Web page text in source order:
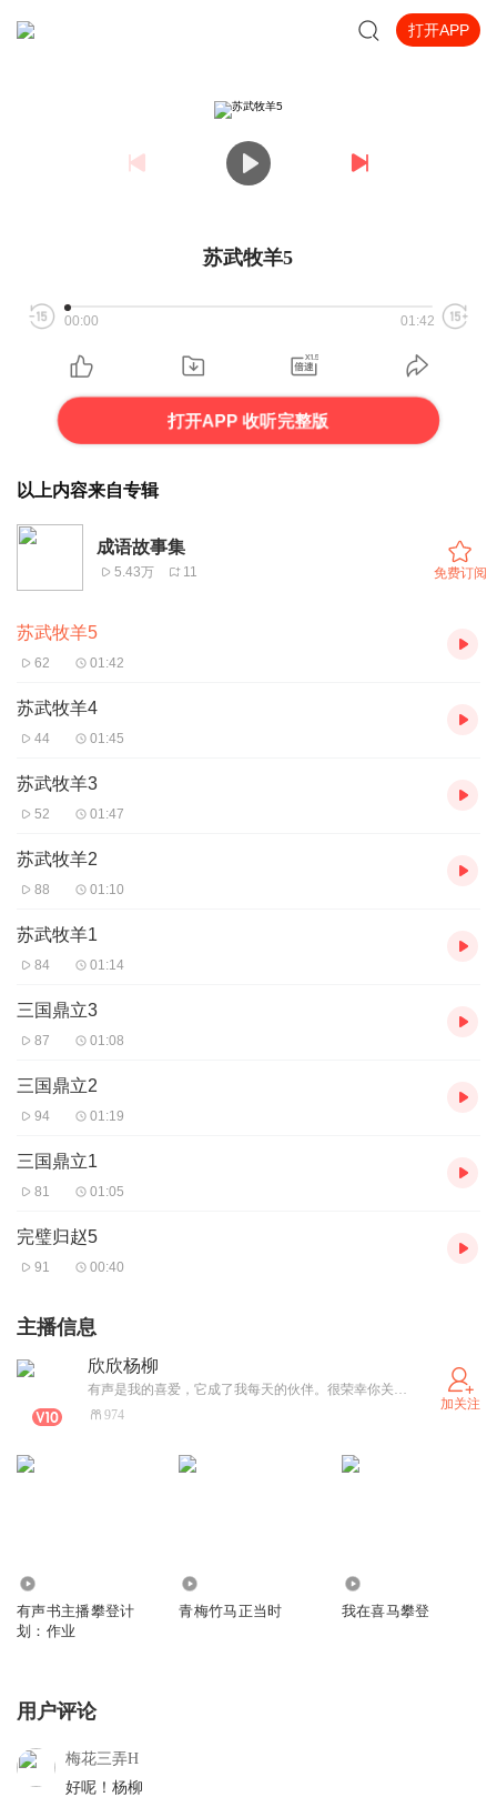
打开APP
苏武牧羊5
00:00 01:42
打开APP 收听完整版
以上内容来自专辑
成语故事集
5.43万 11 免费订阅
苏武牧羊5
62 01:42
苏武牧羊4
44 01:45
苏武牧羊3
52 01:47
苏武牧羊2
88 01:10
苏武牧羊1
84 01:14
三国鼎立3
87 01:08
三国鼎立2
94 01:19
三国鼎立1
81 01:05
完璧归赵5
91 00:40
主播信息
欣欣杨柳
有声是我的喜爱，它成了我每天的伙伴。很荣幸你关注了我，也成了我的伙伴，我们一路携手前行，努力总会闪光！
974
加关注
有声书主播攀登计
划：作业
青梅竹马正当时 我在喜马攀登
用户评论
梅花三弄H
好呢！杨柳